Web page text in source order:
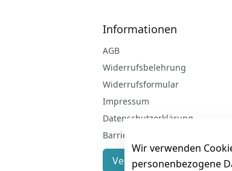
Wir verwenden
personenbezogene
Informationen
AGB
Widerrufsbelehrung
Widerrufsformular
Impressum
Datenschutzerklärung
Barrierefreiheitserklärung
Vertrag widerrufen